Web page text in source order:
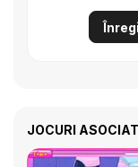
JOCURI